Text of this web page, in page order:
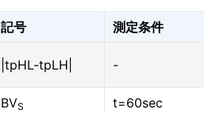
記号
測定条件
|tpHL-tpLH| -
BVS
t=60sec